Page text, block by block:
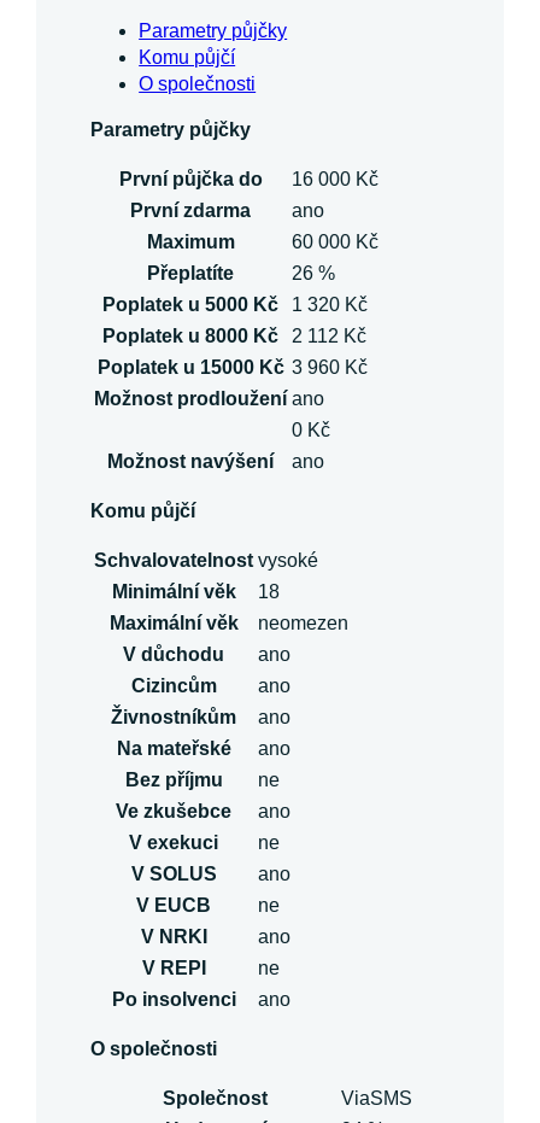
Parametry půjčky
Komu půjčí
O společnosti
Parametry půjčky
První půjčka do
16 000 Kč
První zdarma
ano
Maximum
60 000 Kč
Přeplatíte
26 %
Poplatek u 5000 Kč
1 320 Kč
Poplatek u 8000 Kč
2 112 Kč
Poplatek u 15000 Kč 3 960 Kč
Možnost prodloužení ano
0 Kč
Možnost navýšení
ano
Komu půjčí
Schvalovatelnost vysoké
Minimální věk
18
Maximální věk
neomezen
V důchodu
ano
Cizincům
ano
Živnostníkům
ano
Na mateřské
ano
Bez příjmu
ne
Ve zkušebce
ano
V exekuci
ne
V SOLUS
ano
V EUCB
ne
V NRKI
ano
V REPI
ne
Po insolvenci
ano
O společnosti
Společnost
ViaSMS